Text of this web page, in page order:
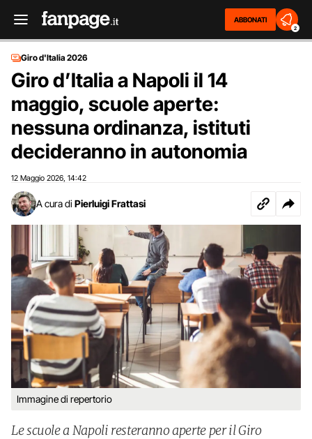
ABBONATI
2
Giro d'Italia 2026
Giro d’Italia a Napoli il 14
maggio, scuole aperte:
nessuna ordinanza, istituti
decideranno in autonomia
12 Maggio 2026 14:42
A cura di Pierluigi Frattasi
Immagine di repertorio
Le scuole a Napoli resteranno aperte per il Giro